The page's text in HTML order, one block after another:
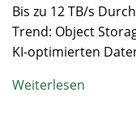
Bis zu 12 TB/s
Trend: Object
KI-optimierten
Weiterlesen